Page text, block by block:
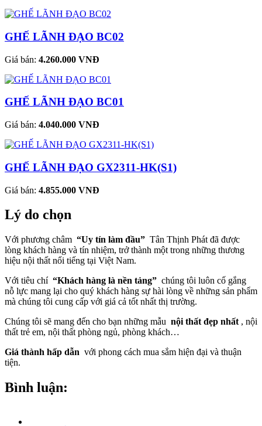
GHẾ LÃNH ĐẠO BC02
Giá bán: 4.260.000 VNĐ
GHẾ LÃNH ĐẠO BC01
Giá bán: 4.040.000 VNĐ
GHẾ LÃNH ĐẠO GX2311-HK(S1)
Giá bán: 4.855.000 VNĐ
Lý do chọn
Với phương châm “Uy tín làm đầu” Tân Thịnh Phát đã được
lòng khách hàng và tín nhiệm, trở thành một trong những thương
hiệu nội thất nổi tiếng tại Việt Nam.
Với tiêu chí “Khách hàng là nền tảng” chúng tôi luôn cố gắng
nỗ lực mang lại cho quý khách hàng sự hài lòng về những sản phẩm
mà chúng tôi cung cấp với giá cả tốt nhất thị trường.
Chúng tôi sẽ mang đến cho bạn những mẫu nội thất đẹp nhất , nội
thất trẻ em, nội thất phòng ngủ, phòng khách…
Giá thành hấp dẫn với phong cách mua sắm hiện đại và thuận
tiện.
Bình luận: